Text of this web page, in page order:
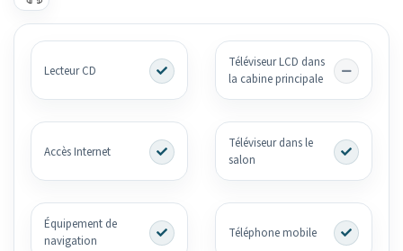
Lecteur CD
Téléviseur LCD dans
la cabine principale
Accès Internet
Téléviseur dans le
salon
Équipement de
navigation
Téléphone mobile